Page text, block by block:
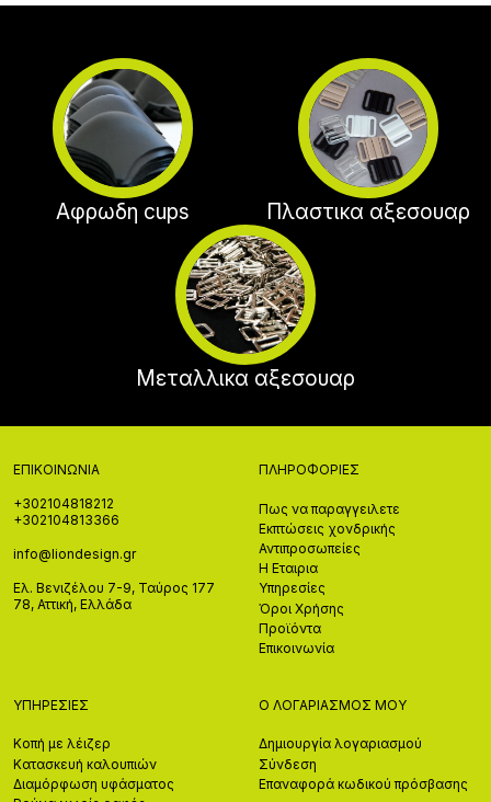
Αφρωδη cups Πλαστικα αξεσουαρ
Μεταλλικα αξεσουαρ
ΕΠΙΚΟΙΝΩΝΊΑ
+302104818212
+302104813366
info@liondesign.gr
Ελ. Βενιζέλου 7-9, Ταύρος 177
78, Αττική, Ελλάδα
ΠΛΗΡΟΦΟΡΊΕΣ
Πως να παραγγειλετε
Εκπτώσεις χονδρικής
Αντιπροσωπείες
Η Εταιρια
Υπηρεσίες
Όροι Χρήσης
Προϊόντα
Επικοινωνία
ΥΠΗΡΕΣΊΕΣ
Κοπή με λέιζερ
Κατασκευή καλουπιών
Διαμόρφωση υφάσματος
Ο ΛΟΓΑΡΙΑΣΜΌΣ ΜΟΥ
Δημιουργία λογαριασμού
Σύνδεση
Επαναφορά κωδικού πρόσβασης